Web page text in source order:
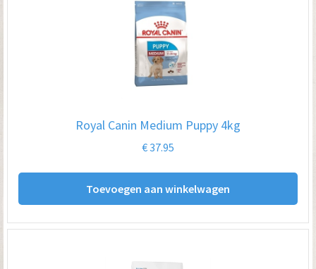
Royal Canin Medium Puppy 4kg
€37.95
Toevoegen aan winkelwagen